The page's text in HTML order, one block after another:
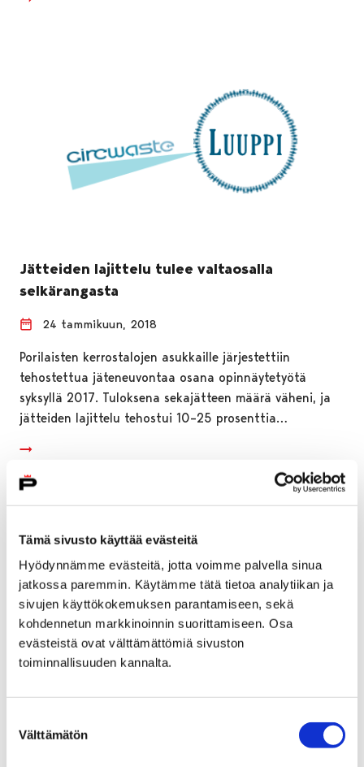
Tämä sivusto käyttää evästeitä
Hyödynnämme evästeitä, jotta voimme palvella sinua
jatkossa paremmin. Käytämme tätä tietoa analytiikan ja
sivujen käyttökokemuksen parantamiseen, sekä
kohdennetun markkinoinnin suorittamiseen. Osa
evästeistä ovat välttämättömiä sivuston
toiminnallisuuden kannalta.
valinta
Välttämätön
Jätteiden lajittelu tulee valtaosalla
selkärangasta
24 tammikuun, 2018
Porilaisten kerrostalojen asukkaille järjestettiin
tehostettua jäteneuvontaa osana opinnäytetyötä
syksyllä 2017. Tuloksena sekajätteen määrä väheni, ja
jätteiden lajittelu tehostui 10–25 prosenttia…
Kokemäenjoen veden käyttöä rajoitetaan
Harjavallassa, Nakkilassa, Ulvilassa ja Porissa